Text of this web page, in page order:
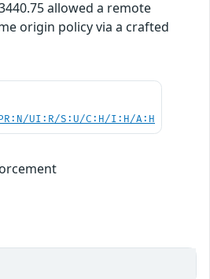
allowed a remote
origin policy via a crafted
UI:R/S:U/C:H/I:H/A:H